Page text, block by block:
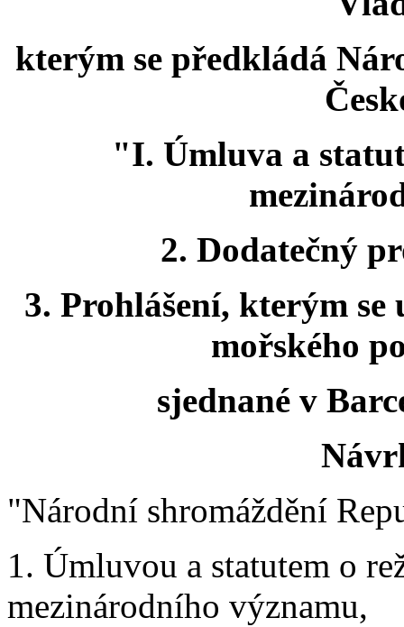
kterým se předkládá
"I. Úmluva a
2. Dodatečný
3. Prohlášení, kterým
mořského
sjednané v
"Národní shromáždění
1. Úmluvou a statutem o
mezinárodního významu,